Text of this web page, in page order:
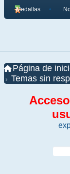
Medallas
Página de
Temas sin